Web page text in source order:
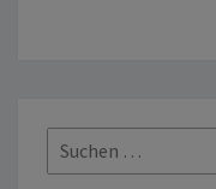
Suchen
nach: